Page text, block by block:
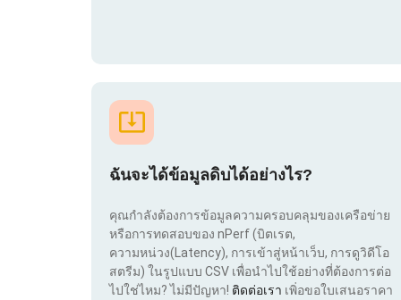
ฉันจะได้ข้อมูลดิบได้อย่างไร?
คุณกำลังต้องการข้อมูลความครอบคลุมของเครือข่าย
หรือการทดสอบของ nPerf (บิตเรต,
ความหน่วง(Latency), การเข้าสู่หน้าเว็บ, การดูวิดีโอ
สตรีม) ในรูปแบบ CSV เพื่อนำไปใช้อย่างที่ต้องการต่อ
ไปใช่ไหม? ไม่มีปัญหา! ติดต่อเรา เพิ่อขอใบเสนอราคา